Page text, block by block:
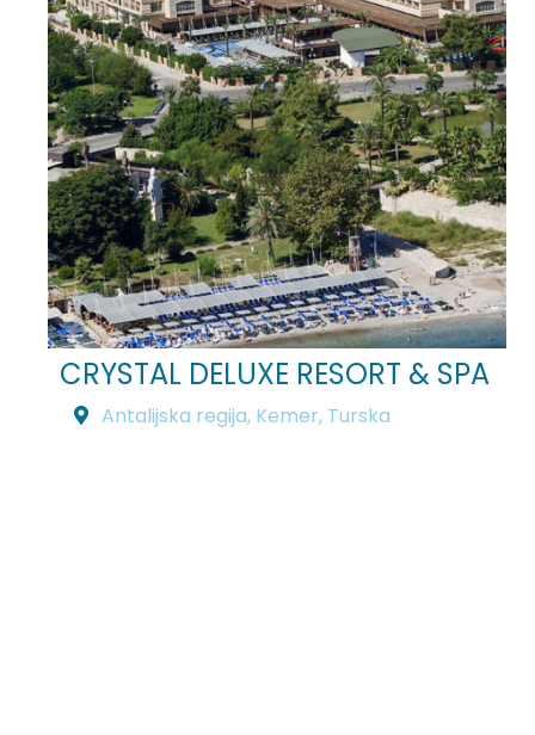
CRYSTAL DELUXE RESORT & SPA
Antalijska regija, Kemer, Turska